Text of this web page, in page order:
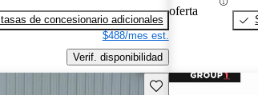
de concesionario adicionales
$488/mes est.
Verif. disponibilidad
oferta
Guarda este Aviso